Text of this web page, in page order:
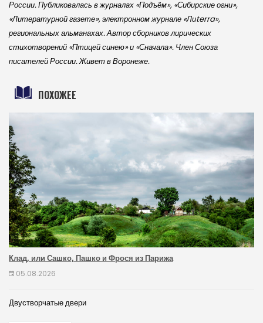
России. Публиковалась в журналах «Подъём», «Сибирские огни»,
«Литературной газете», электронном журнале «Лиterra»,
региональных альманахах. Автор сборников лирических
стихотворений «Птицей синею» и «Сначала». Член Союза
писателей России. Живет в Воронеже.
ПОХОЖЕЕ
Клад, или Сашко, Пашко и Фрося из Парижа
05.08.2026
Двустворчатые двери